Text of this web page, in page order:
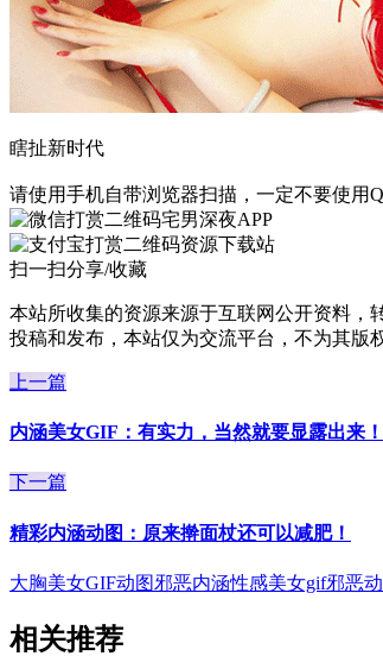
瞎扯新时代
请使用手机自带浏览器扫描，一定不要使用
宅男深夜APP
资源下载站
扫一扫分享/收藏
本站所收集的资源来源于互联网公开资料，
投稿和发布，本站仅为交流平台，不为其版
上一篇
内涵美女GIF：有实力，当然就要显露出来！
下一篇
精彩内涵动图：原来擀面杖还可以减肥！
大胸美女GIF动图邪恶内涵性感美女gif邪恶
相关推荐